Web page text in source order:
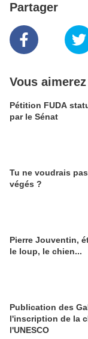
Partager
Vous
Pétition FUDA
par le Sénat
Tu ne voudrais
végés ?
Pierre Jouventin,
le loup, le chien...
Publication des
l'inscription de la
l'UNESCO